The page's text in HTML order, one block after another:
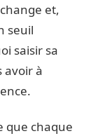
et,
seuil
saisir sa
avoir à
que chaque